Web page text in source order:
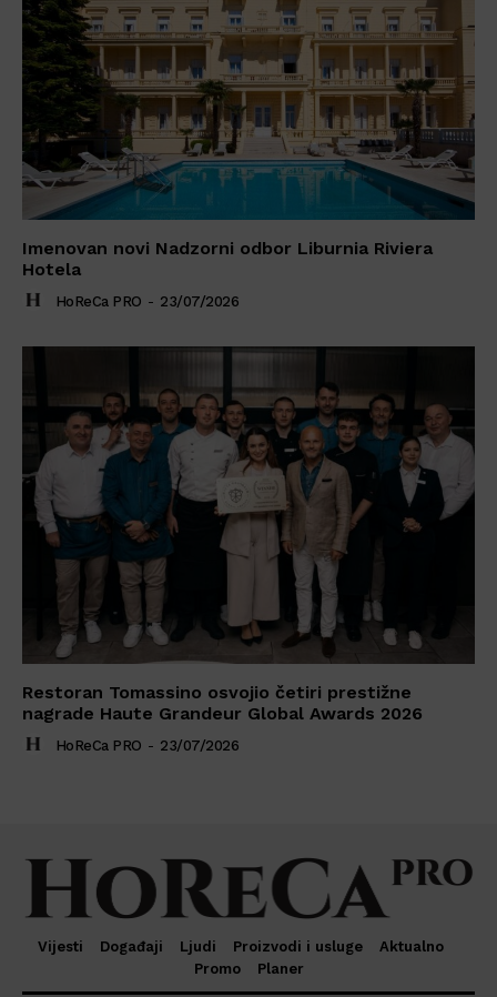
Imenovan novi Nadzorni odbor Liburnia Riviera
Hotela
HoReCa PRO - 23/07/2026
Restoran Tomassino osvojio četiri prestižne
nagrade Haute Grandeur Global Awards 2026
HoReCa PRO - 23/07/2026
Vijesti Događaji Ljudi Proizvodi i usluge
Aktualno
Promo
Planer